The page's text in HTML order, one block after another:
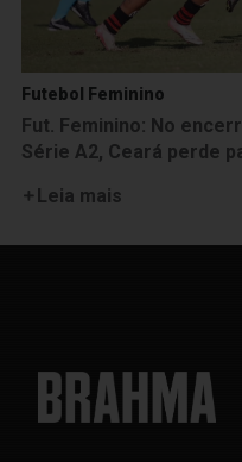
Futebol Feminino
Fut. Feminino: No
Série A2, Ceará perde
Leia mais